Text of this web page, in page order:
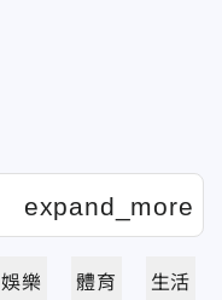
娛樂 體育 生活